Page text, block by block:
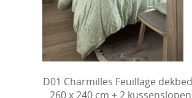
D01 Charmilles Feuillage
260 x 240 cm + 2